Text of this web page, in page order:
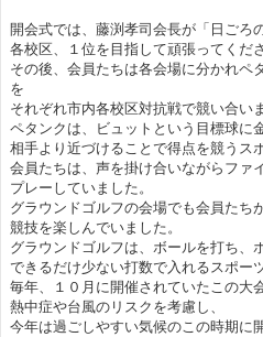
開会式では、藤渕孝司会長が「日ごろ
各校区、１位を目指して頑張ってくだ
その後、会員たちは各会場に分かれペ
を
それぞれ市内各校区対抗戦で競い合い
ペタンクは、ビュットという目標球に
相手より近づけることで得点を競うス
会員たちは、声を掛け合いながらファ
プレーしていました。
グラウンドゴルフの会場でも会員たち
競技を楽しんでいました。
グラウンドゴルフは、ボールを打ち、
できるだけ少ない打数で入れるスポー
毎年、１０月に開催されていたこの大
熱中症や台風のリスクを考慮し、
今年は過ごしやすい気候のこの時期に